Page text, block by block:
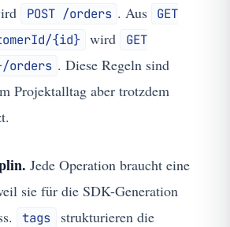
POST /orders . Aus
GET
{id}
wird
GET
orders . Diese Regeln sind
Projektalltag aber trotzdem
Jede Operation braucht eine
sie für die SDK-Generation
tags
strukturieren die